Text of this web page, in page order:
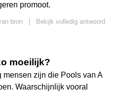
promoot.
bron
Bekijk volledig antwoord
moeilijk?
mensen zijn die Pools van A
Waarschijnlijk vooral